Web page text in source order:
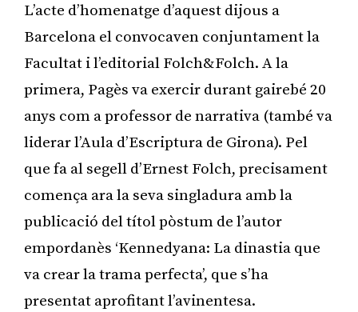
L’acte d’homenatge d’aquest dijous a
Barcelona el convocaven conjuntament la
Facultat i l’editorial Folch&Folch. A la
primera, Pagès va exercir durant gairebé 20
anys com a professor de narrativa (també va
liderar l’Aula d’Escriptura de Girona). Pel
que fa al segell d’Ernest Folch, precisament
comença ara la seva singladura amb la
publicació del títol pòstum de l’autor
empordanès ‘Kennedyana: La dinastia que
va crear la trama perfecta’, que s’ha
presentat aprofitant l’avinentesa.